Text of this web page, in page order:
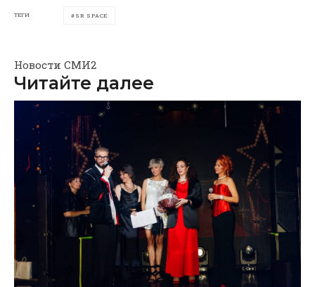
ТЕГИ SR SPACE
Новости СМИ2
Читайте далее